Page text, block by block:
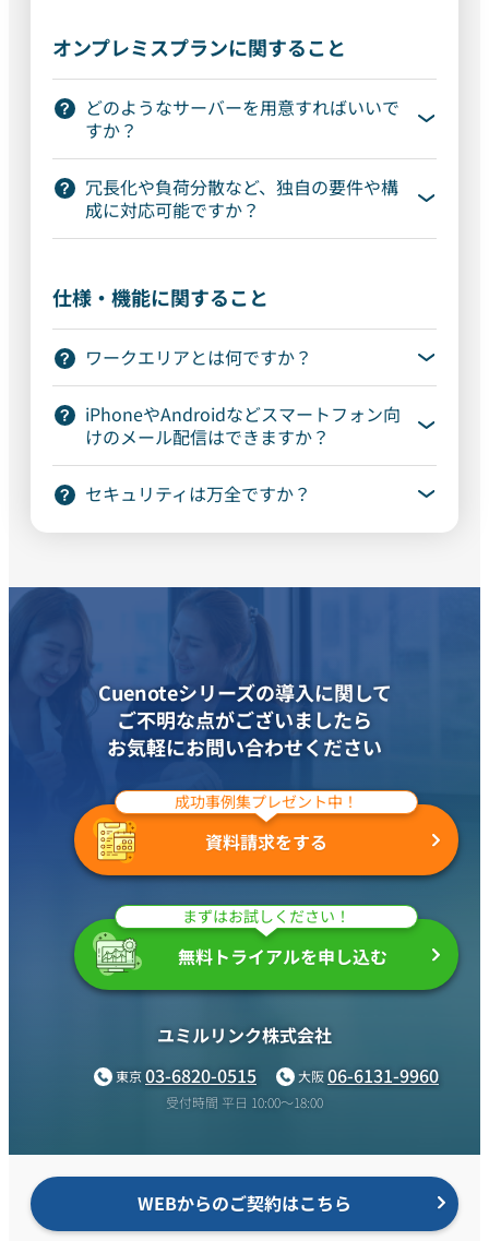
オンプレミスプランに関すること
どのようなサーバーを用意すればいいで
すか？
冗長化や負荷分散など、独自の要件や構
成に対応可能ですか？
仕様・機能に関すること
ワークエリアとは何ですか？
iPhoneやAndroidなどスマートフォン向
けのメール配信はできますか？
セキュリティは万全ですか？
Cuenoteシリーズの導入に関して
ご不明な点がございましたら
お気軽にお問い合わせください
成功事例集プレゼント中！
資料請求をする
まずはお試しください！
無料トライアルを申し込む
ユミルリンク株式会社
東京03-6820-0515 大阪06-6131-9960
受付時間 平日 10:00〜18:00
WEBからのご契約はこちら